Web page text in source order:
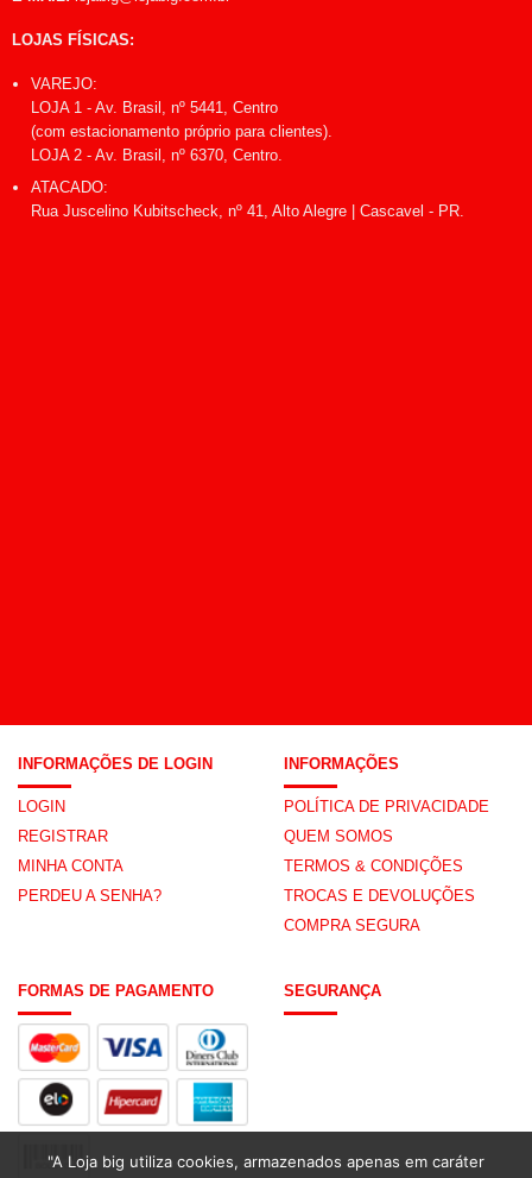
LOJAS FÍSICAS:
VAREJO:
LOJA 1 - Av. Brasil, nº 5441, Centro
(com estacionamento próprio para clientes).
LOJA 2 - Av. Brasil, nº 6370, Centro.
ATACADO:
Rua Juscelino Kubitscheck, nº 41, Alto Alegre | Cascavel - PR.
INFORMAÇÕES DE LOGIN
LOGIN
REGISTRAR
MINHA CONTA
PERDEU A SENHA?
INFORMAÇÕES
POLÍTICA DE PRIVACIDADE
QUEM SOMOS
TERMOS & CONDIÇÕES
TROCAS E DEVOLUÇÕES
COMPRA SEGURA
FORMAS DE PAGAMENTO SEGURANÇA
"A Loja big utiliza cookies, armazenados apenas em caráter